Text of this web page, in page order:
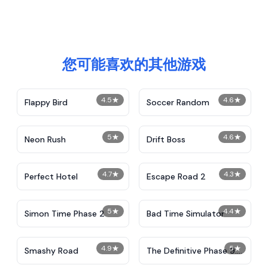
您可能喜欢的其他游戏
4.5★
Flappy Bird 4.6★
Soccer Random
5★
Neon Rush 4.6★
Drift Boss
4.7★
Perfect Hotel 4.3★
Escape Road 2
5★
Simon Time Phase 2 4.4★
Bad Time Simulator
4.9★
Smashy Road 5★
The Definitive Phase 9:
Demolition